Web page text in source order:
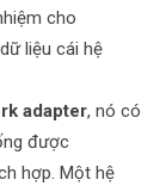
cho
liệu cái hệ
adapter, nó có
được
hợp. Một hệ